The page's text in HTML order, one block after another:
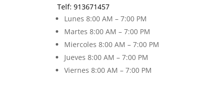
Telf: 913671457
Lunes 8:00 AM – 7:00 PM
Martes 8:00 AM – 7:00 PM
Miercoles 8:00 AM – 7:00 PM
Jueves 8:00 AM – 7:00 PM
Viernes 8:00 AM – 7:00 PM